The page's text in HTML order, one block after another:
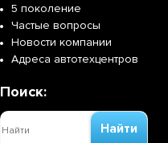
5 поколение
Частые вопросы
Новости компании
Адреса автотехцентров
Поиск:
Найти